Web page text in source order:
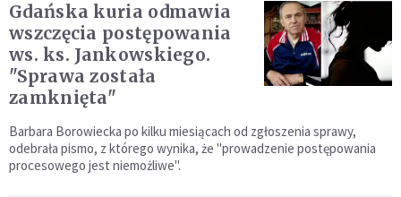
Gdańska kuria odmawia
wszczęcia postępowania
ws. ks. Jankowskiego.
"Sprawa została
zamknięta"
Barbara Borowiecka po kilku miesiącach od zgłoszenia sprawy,
odebrała pismo, z którego wynika, że "prowadzenie postępowania
procesowego jest niemożliwe".